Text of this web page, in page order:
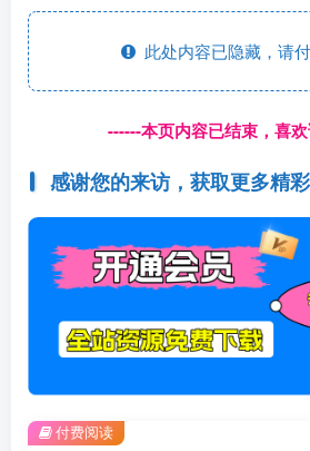
此处内容已隐藏，请
------本页内容已结束，喜
感谢您的来访，获取更多精
付费阅读